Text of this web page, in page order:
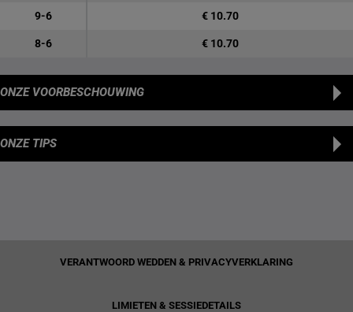
9-6 € 10.70
8-6 € 10.70
ONZE VOORBESCHOUWING
ONZE TIPS
VERANTWOORD WEDDEN & PRIVACYVERKLARING
LIMIETEN & SESSIEDETAILS